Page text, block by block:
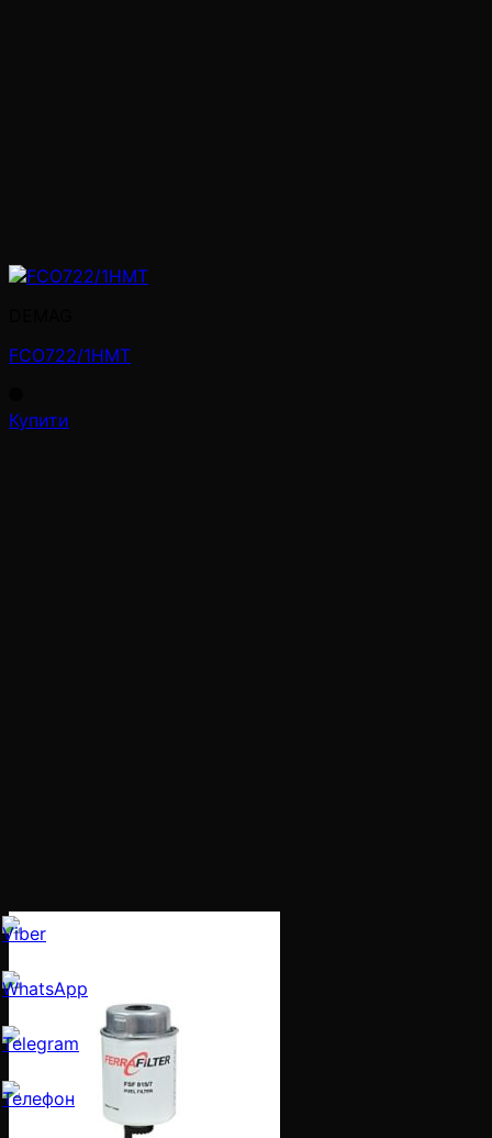
FCO722/1HMT
Купити